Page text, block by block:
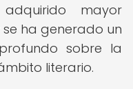
mayor
ha generado un
sobre la
literario.